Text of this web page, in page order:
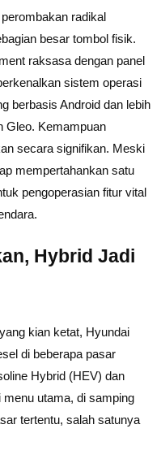
radikal
besar tombol fisik.
raksasa dengan panel
sistem operasi
berbasis Android dan lebih
Gleo. Kemampuan
secara signifikan. Meski
mempertahankan satu
pengoperasian fitur vital
Hybrid Jadi
kian ketat, Hyundai
di beberapa pasar
Hybrid (HEV) dan
utama, di samping
tertentu, salah satunya